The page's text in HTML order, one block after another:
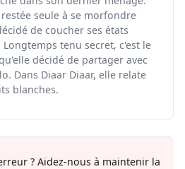
seule à se morfondre
de coucher ses états
tenu secret, c'est le
décidé de partager avec
Dans Diaar Diaar, elle relate
blanches.
? Aidez-nous à maintenir la